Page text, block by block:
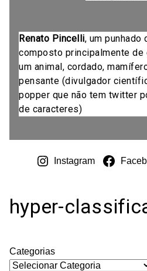
Renato Pincelli, um punhado
composto principalmente de
um animal, cordado,
pensante (divulgador
popper que não tem twitter
de caracteres)
Instagram
hyper-
Categorias